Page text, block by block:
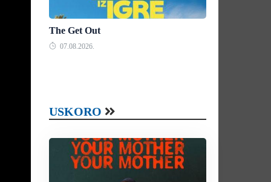
The Get Out
07.08.2026.
USKORO